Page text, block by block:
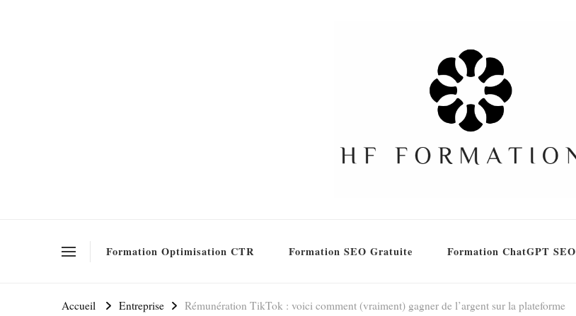
Formation Optimisation CTR Formation SEO Gratuite Formation ChatGPT SEO
Accueil Entreprise Rémunération TikTok : voici comment (vraiment) gagner de l’argent sur la plateforme